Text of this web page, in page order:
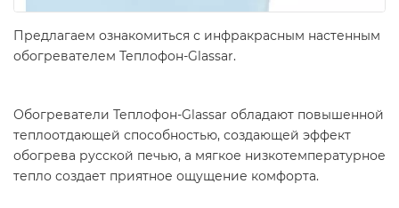
Предлагаем ознакомиться с инфракрасным настенным
обогревателем Теплофон-Glassar.
Обогреватели Теплофон-Glassar обладают повышенной
теплоотдающей способностью, создающей эффект
обогрева русской печью, а мягкое низкотемпературное
тепло создает приятное ощущение комфорта.